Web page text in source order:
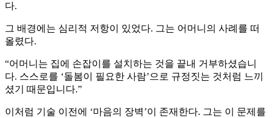
다.
그 배경에는 심리적 저항이 있었다. 그는 어머니의 사례를 떠
올렸다.
“어머니는 집에 손잡이를 설치하는 것을 끝내 거부하셨습니
다. 스스로를 ‘돌봄이 필요한 사람’으로 규정짓는 것처럼 느끼
셨기 때문입니다.”
이처럼 기술 이전에 ‘마음의 장벽’이 존재한다. 그는 이 문제를